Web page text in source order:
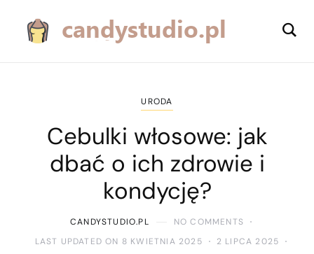
URODA
Cebulki włosowe: jak
dbać o ich zdrowie i
kondycję?
CANDYSTUDIO.PL
NO COMMENTS
LAST UPDATED ON 8 KWIETNIA 2025
2 LIPCA 2025